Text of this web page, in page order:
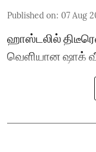
Published on: 07 Aug
ஹாஸ்டலில்
வெளியான ஷாக்